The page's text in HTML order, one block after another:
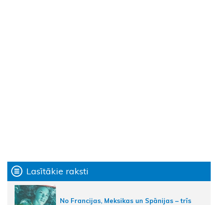
Lasītākie raksti
No Francijas, Meksikas un Spānijas – trīs